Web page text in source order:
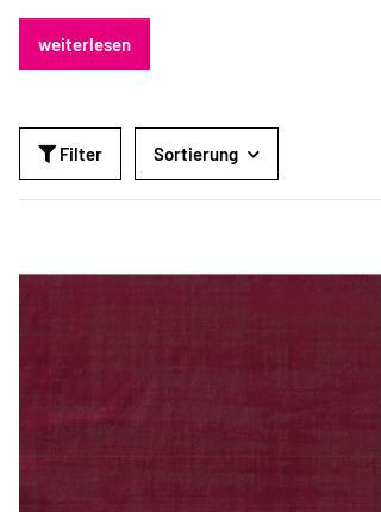
weiterlesen
Filter Sortierung